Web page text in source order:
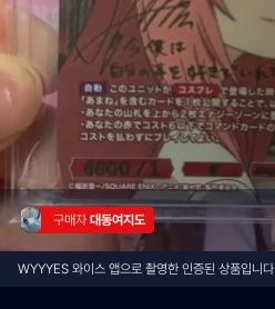
구매자 대동여지도
WYYYES 와이스 앱으로 촬영한 인증된 상품입니다